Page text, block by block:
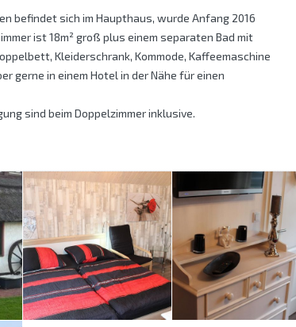
befindet sich im Haupthaus, wurde Anfang 2016
ist 18m² groß plus einem separaten Bad mit
Kleiderschrank, Kommode, Kaffeemaschine
gerne in einem Hotel in der Nähe für einen
sind beim Doppelzimmer inklusive.